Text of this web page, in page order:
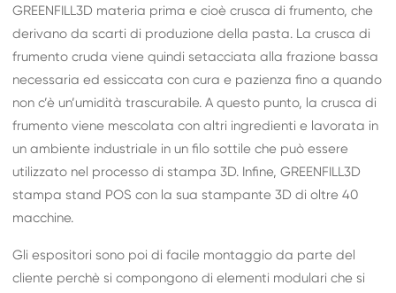
GREENFILL3D materia prima e cioè crusca di frumento, che
derivano da scarti di produzione della pasta. La crusca di
frumento cruda viene quindi setacciata alla frazione bassa
necessaria ed essiccata con cura e pazienza fino a quando
non c’è un’umidità trascurabile. A questo punto, la crusca di
frumento viene mescolata con altri ingredienti e lavorata in
un ambiente industriale in un filo sottile che può essere
utilizzato nel processo di stampa 3D. Infine, GREENFILL3D
stampa stand POS con la sua stampante 3D di oltre 40
macchine.
Gli espositori sono poi di facile montaggio da parte del
cliente perchè si compongono di elementi modulari che si